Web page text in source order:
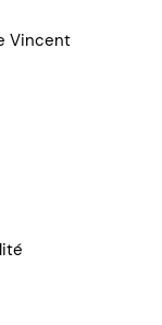
Vincent